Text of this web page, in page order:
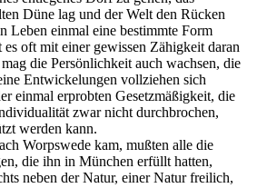
Düne lag und der Welt den Rücken
Leben einmal eine bestimmte Form
es oft mit einer gewissen Zähigkeit daran
die Persönlichkeit auch wachsen, die
Entwickelungen vollziehen sich
einmal erprobten Gesetzmäßigkeit, die
zwar nicht durchbrochen,
werden kann.
Worpswede kam, mußten alle die
die ihn in München erfüllt hatten,
neben der Natur, einer Natur freilich,